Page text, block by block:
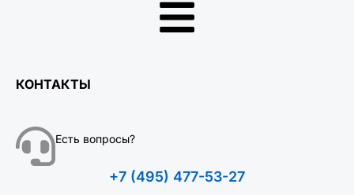
КОНТАКТЫ
Есть вопросы?
+7 (495) 477-53-27